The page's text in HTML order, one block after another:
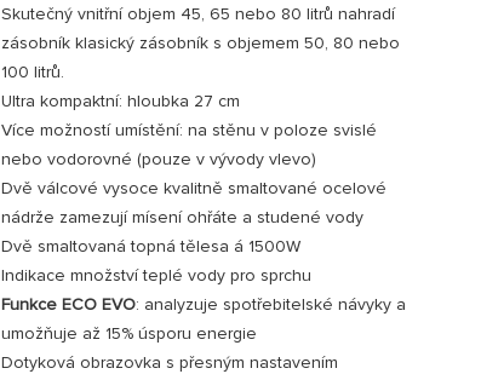
VISIT
Skutečný vnitřní objem 45, 65 nebo 80 litrů nahradí
zásobník klasický zásobník s objemem 50, 80 nebo
100 litrů.
Ultra kompaktní: hloubka 27 cm
Více možností umístění: na stěnu v poloze svislé
nebo vodorovné (pouze v vývody vlevo)
Dvě válcové vysoce kvalitně smaltované ocelové
nádrže zamezují mísení ohřáte a studené vody
Dvě smaltovaná topná tělesa á 1500W
Indikace množství teplé vody pro sprchu
Funkce ECO EVO: analyzuje spotřebitelské návyky a
umožňuje až 15% úsporu energie
Dotyková obrazovka s přesným nastavením